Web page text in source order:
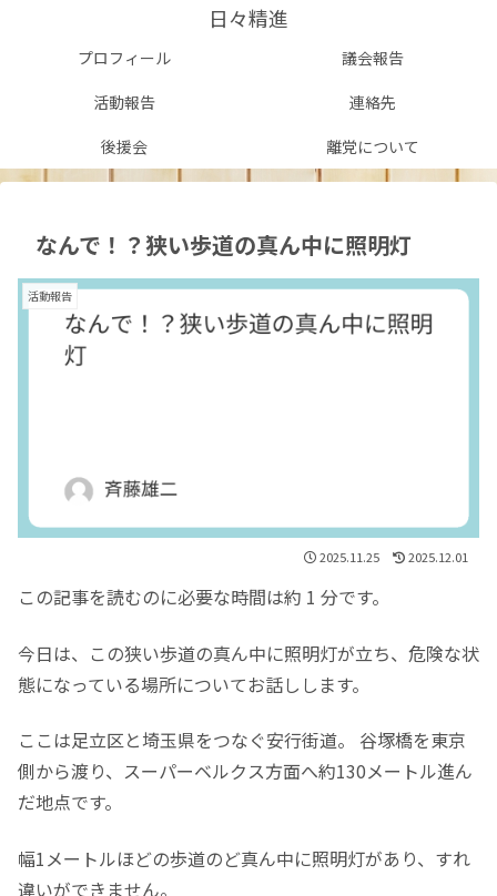
日々精進
プロフィール
議会報告
活動報告
連絡先
後援会
離党について
なんで！？狭い歩道の真ん中に照明灯
活動報告
2025.11.25 2025.12.01
この記事を読むのに必要な時間は約 1 分です。
今日は、この狭い歩道の真ん中に照明灯が立ち、危険な状
態になっている場所についてお話しします。
ここは足立区と埼玉県をつなぐ安行街道。 谷塚橋を東京
側から渡り、スーパーベルクス方面へ約130メートル進ん
だ地点です。
幅1メートルほどの歩道のど真ん中に照明灯があり、すれ
違いができません。